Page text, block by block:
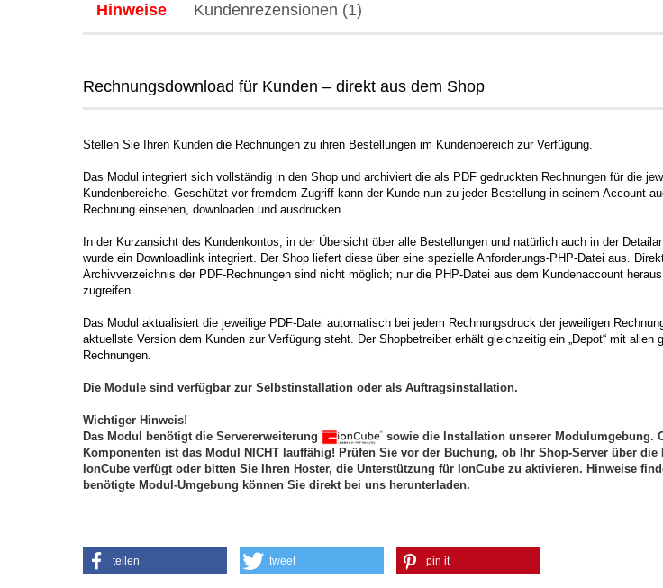
Hinweise Kundenrezensionen (1)
Rechnungsdownload für Kunden – direkt aus dem Shop
Stellen Sie Ihren Kunden die Rechnungen zu ihren Bestellungen im Kundenbereich zur Verfügung.
Das Modul integriert sich vollständig in den Shop und archiviert die als PDF gedruckten Rechnungen für die
Kundenbereiche. Geschützt vor fremdem Zugriff kann der Kunde nun zu jeder Bestellung in seinem Account
Rechnung einsehen, downloaden und ausdrucken.
In der Kurzansicht des Kundenkontos, in der Übersicht über alle Bestellungen und natürlich auch in der
wurde ein Downloadlink integriert. Der Shop liefert diese über eine spezielle Anforderungs-PHP-Datei aus.
Archivverzeichnis der PDF-Rechnungen sind nicht möglich; nur die PHP-Datei aus dem Kundenaccount
zugreifen.
Das Modul aktualisiert die jeweilige PDF-Datei automatisch bei jedem Rechnungsdruck der jeweiligen
aktuellste Version dem Kunden zur Verfügung steht. Der Shopbetreiber erhält gleichzeitig ein „Depot“ mit allen
Rechnungen.
Die Module sind verfügbar zur Selbstinstallation oder als Auftragsinstallation.
Wichtiger Hinweis!
Das Modul benötigt die Servererweiterung
sowie die Installation unserer Modulumgebung.
Komponenten ist das Modul NICHT lauffähig! Prüfen Sie vor der Buchung, ob Ihr Shop-Server über die
IonCube verfügt oder bitten Sie Ihren Hoster, die Unterstützung für IonCube zu aktivieren. Hinweise
benötigte Modul-Umgebung können Sie direkt bei uns herunterladen.
teilen tweet pin it